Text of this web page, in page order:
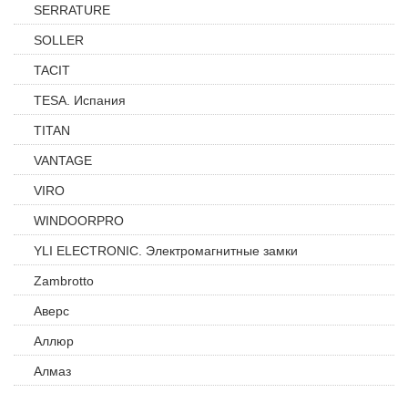
SERRATURE
SOLLER
TACIT
TESA. Испания
TITAN
VANTAGE
VIRO
WINDOORPRO
YLI ELECTRONIC. Электромагнитные замки
Zambrotto
Аверс
Аллюр
Алмаз